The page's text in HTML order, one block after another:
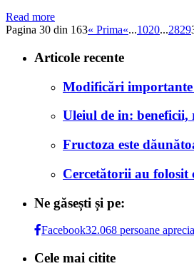
Read more
Pagina 30 din 163« Prima«...1020...2829
Articole recente
Modificări importante
Uleiul de in:
Fructoza este
Cercetătorii au
Ne găsești și pe:
Facebook32.068 persoane
Cele mai citite